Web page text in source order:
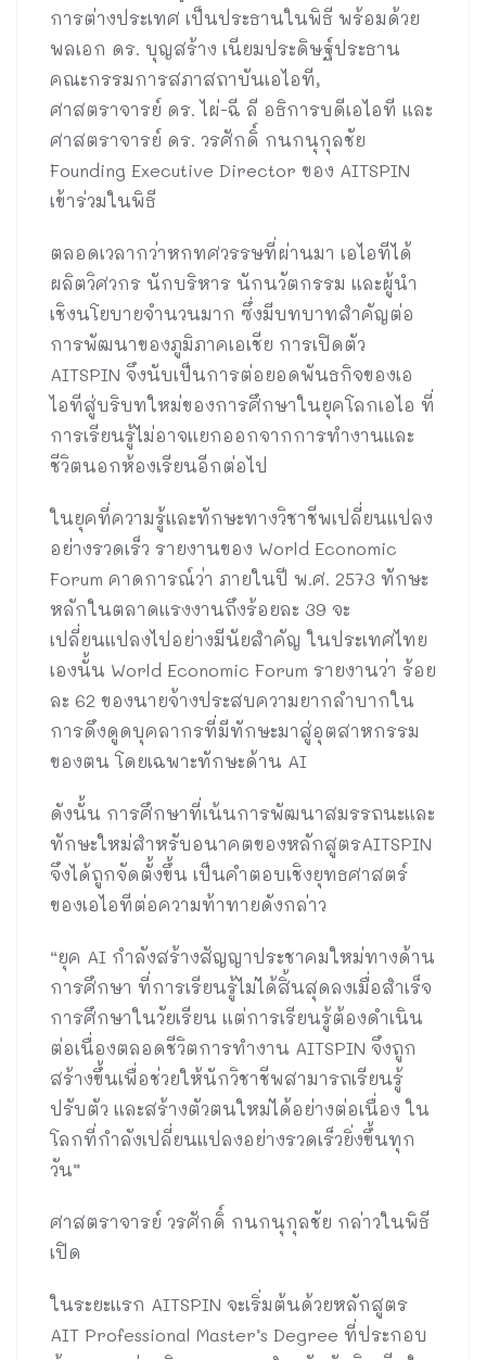
การต่างประเทศ เป็นประธานในพิธี พร้อมด้วย
พลเอก ดร. บุญสร้าง เนียมประดิษฐ์ประธาน
คณะกรรมการสภาสถาบันเอไอที,
ศาสตราจารย์ ดร. ไผ่-ฉี ลี อธิการบดีเอไอที และ
ศาสตราจารย์ ดร. วรศักดิ์ กนกนุกุลชัย
Founding Executive Director ของ AITSPIN
เข้าร่วมในพิธี
ตลอดเวลากว่าหกทศวรรษที่ผ่านมา เอไอทีได้
ผลิตวิศวกร นักบริหาร นักนวัตกรรม และผู้นำ
เชิงนโยบายจำนวนมาก ซึ่งมีบทบาทสำคัญต่อ
การพัฒนาของภูมิภาคเอเชีย การเปิดตัว
AITSPIN จึงนับเป็นการต่อยอดพันธกิจของเอ
ไอทีสู่บริบทใหม่ของการศึกษาในยุคโลกเอไอ ที่
การเรียนรู้ไม่อาจแยกออกจากการทำงานและ
ชีวิตนอกห้องเรียนอีกต่อไป
ในยุคที่ความรู้และทักษะทางวิชาชีพเปลี่ยนแปลง
อย่างรวดเร็ว รายงานของ World Economic
Forum คาดการณ์ว่า ภายในปี พ.ศ. 2573 ทักษะ
หลักในตลาดแรงงานถึงร้อยละ 39 จะ
เปลี่ยนแปลงไปอย่างมีนัยสำคัญ ในประเทศไทย
เองนั้น World Economic Forum รายงานว่า ร้อย
ละ 62 ของนายจ้างประสบความยากลำบากใน
การดึงดูดบุคลากรที่มีทักษะมาสู่อุตสาหกรรม
ของตน โดยเฉพาะทักษะด้าน AI
ดังนั้น การศึกษาที่เน้นการพัฒนาสมรรถนะและ
ทักษะใหม่สำหรับอนาคตของหลักสูตรAITSPIN
จึงได้ถูกจัดตั้งขึ้น เป็นคำตอบเชิงยุทธศาสตร์
ของเอไอทีต่อความท้าทายดังกล่าว
“ยุค AI กำลังสร้างสัญญาประชาคมใหม่ทางด้าน
การศึกษา ที่การเรียนรู้ไม่ได้สิ้นสุดลงเมื่อสำเร็จ
การศึกษาในวัยเรียน แต่การเรียนรู้ต้องดำเนิน
ต่อเนื่องตลอดชีวิตการทำงาน AITSPIN จึงถูก
สร้างขึ้นเพื่อช่วยให้นักวิชาชีพสามารถเรียนรู้
ปรับตัว และสร้างตัวตนใหม่ได้อย่างต่อเนื่อง ใน
โลกที่กำลังเปลี่ยนแปลงอย่างรวดเร็วยิ่งขึ้นทุก
วัน”
ศาสตราจารย์ วรศักดิ์ กนกนุกุลชัย กล่าวในพิธี
เปิด
ในระยะแรก AITSPIN จะเริ่มต้นด้วยหลักสูตร
AIT Professional Master’s Degree ที่ประกอบ